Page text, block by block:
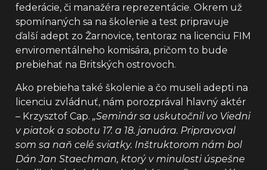
federácie, či manažéra reprezentácie. Okrem už
spomínaných sa na školenie a test pripravuje
ďalší adept zo Žarnovice, tentoraz na licenciu FIM
enviromentálneho komisára, pričom to bude
prebiehať na Britských ostrovoch.
Ako prebieha také školenie a čo museli adepti na
licenciu zvládnuť, nám porozprával hlavný aktér
– Krzysztof Cap. „Seminár sa uskutočnil vo Viedni
v piatok a sobotu 17. a 18. januára. Pripravoval
som sa naň celé sviatky. Inštruktorom nám bol
Dán Jan Staechman, ktorý v minulosti úspešne